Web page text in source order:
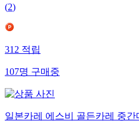
(2)
312적립
107명구매중
일본카레 에스비 골든카레 중